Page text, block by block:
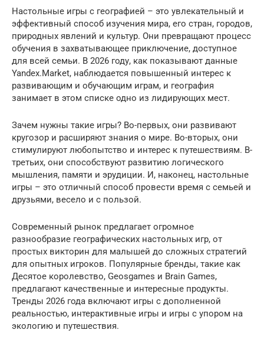
Настольные игры с географией – это увлекательный и
эффективный способ изучения мира, его стран, городов,
природных явлений и культур. Они превращают процесс
обучения в захватывающее приключение, доступное
для всей семьи. В 2026 году, как показывают данные
Yandex.Market, наблюдается повышенный интерес к
развивающим и обучающим играм, и география
занимает в этом списке одно из лидирующих мест.
Зачем нужны такие игры? Во-первых, они развивают
кругозор и расширяют знания о мире. Во-вторых, они
стимулируют любопытство и интерес к путешествиям. В-
третьих, они способствуют развитию логического
мышления, памяти и эрудиции. И, наконец, настольные
игры – это отличный способ провести время с семьей и
друзьями, весело и с пользой.
Современный рынок предлагает огромное
разнообразие географических настольных игр, от
простых викторин для малышей до сложных стратегий
для опытных игроков. Популярные бренды, такие как
Десятое королевство, Geosgames и Brain Games,
предлагают качественные и интересные продукты.
Тренды 2026 года включают игры с дополненной
реальностью, интерактивные игры и игры с упором на
экологию и путешествия.